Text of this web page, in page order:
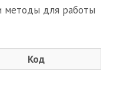
методы для работы
Код